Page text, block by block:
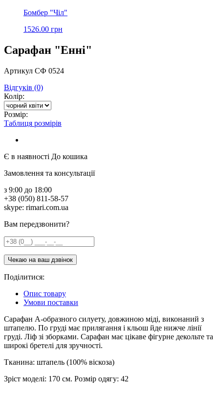
Бомбер "Чіл"
1526.00 грн
Сарафан "Енні"
Артикул СФ 0524
Відгуків (0)
Колір:
Розмір:
Таблиця розмірів
Є в наявності До кошика
Замовлення та консультації
з 9:00 до 18:00
+38 (050) 811-58-57
skype: rimari.com.ua
Вам передзвонити?
Поділитися:
Опис товару
Умови поставки
Сарафан А-образного силуету, довжиною міді, виконаний з
штапелю. По груді має прилягання і кльош йде нижче лінії
груді. Ліф зі зборками. Сарафан має цікаве фігурне декольте та
широкі бретелі для зручності.
Тканина: штапель (100% віскоза)
Зріст моделі: 170 см. Розмір одягу: 42